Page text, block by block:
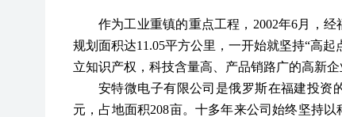
作为工业重镇的重点工程， 2002年6月，
规划面积达11.05平方公里，一开始就坚持“高
立知识产权，科技含量高、产品销路广的高新
安特微电子有限公司是俄罗斯在福建投资
元，占地面积208亩。十多年来公司始终坚持